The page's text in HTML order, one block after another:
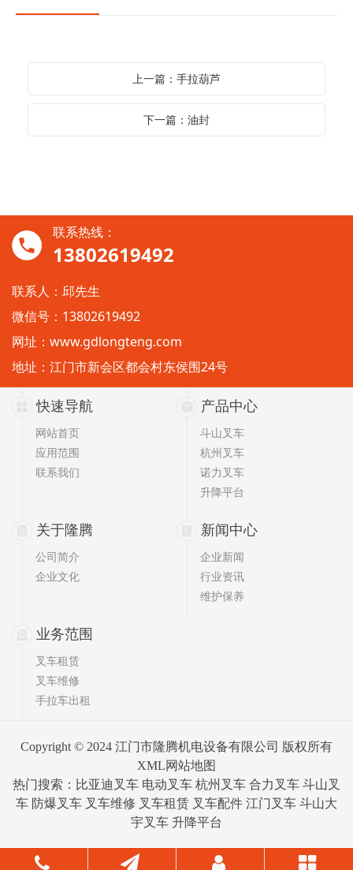
上一篇：手拉葫芦
下一篇：油封
快速导航
网站首页
应用范围
联系我们
产品中心
斗山叉车
杭州叉车
诺力叉车
升降平台
关于隆腾
公司简介
企业文化
新闻中心
企业新闻
行业资讯
维护保养
业务范围
叉车租赁
叉车维修
手拉车出租
Copyright © 2024 江门市隆腾机电设备有限公司 版权所有
XML网站地图
热门搜索：比亚迪叉车 电动叉车 杭州叉车 合力叉车 斗山叉
车 防爆叉车 叉车维修 叉车租赁 叉车配件 江门叉车 斗山大
宇叉车 升降平台
联系热线：
13802619492
联系人：邱先生
微信号：13802619492
网址： www.gdlongteng.com
地址：江门市新会区都会村东侯围24号